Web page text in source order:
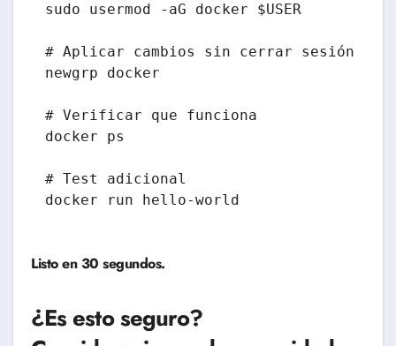
sudo usermod -aG docker $USER
# Aplicar cambios sin cerrar sesión
newgrp docker
# Verificar que funciona
docker ps
# Test adicional
Listo en 30 segundos.
¿Es esto seguro?